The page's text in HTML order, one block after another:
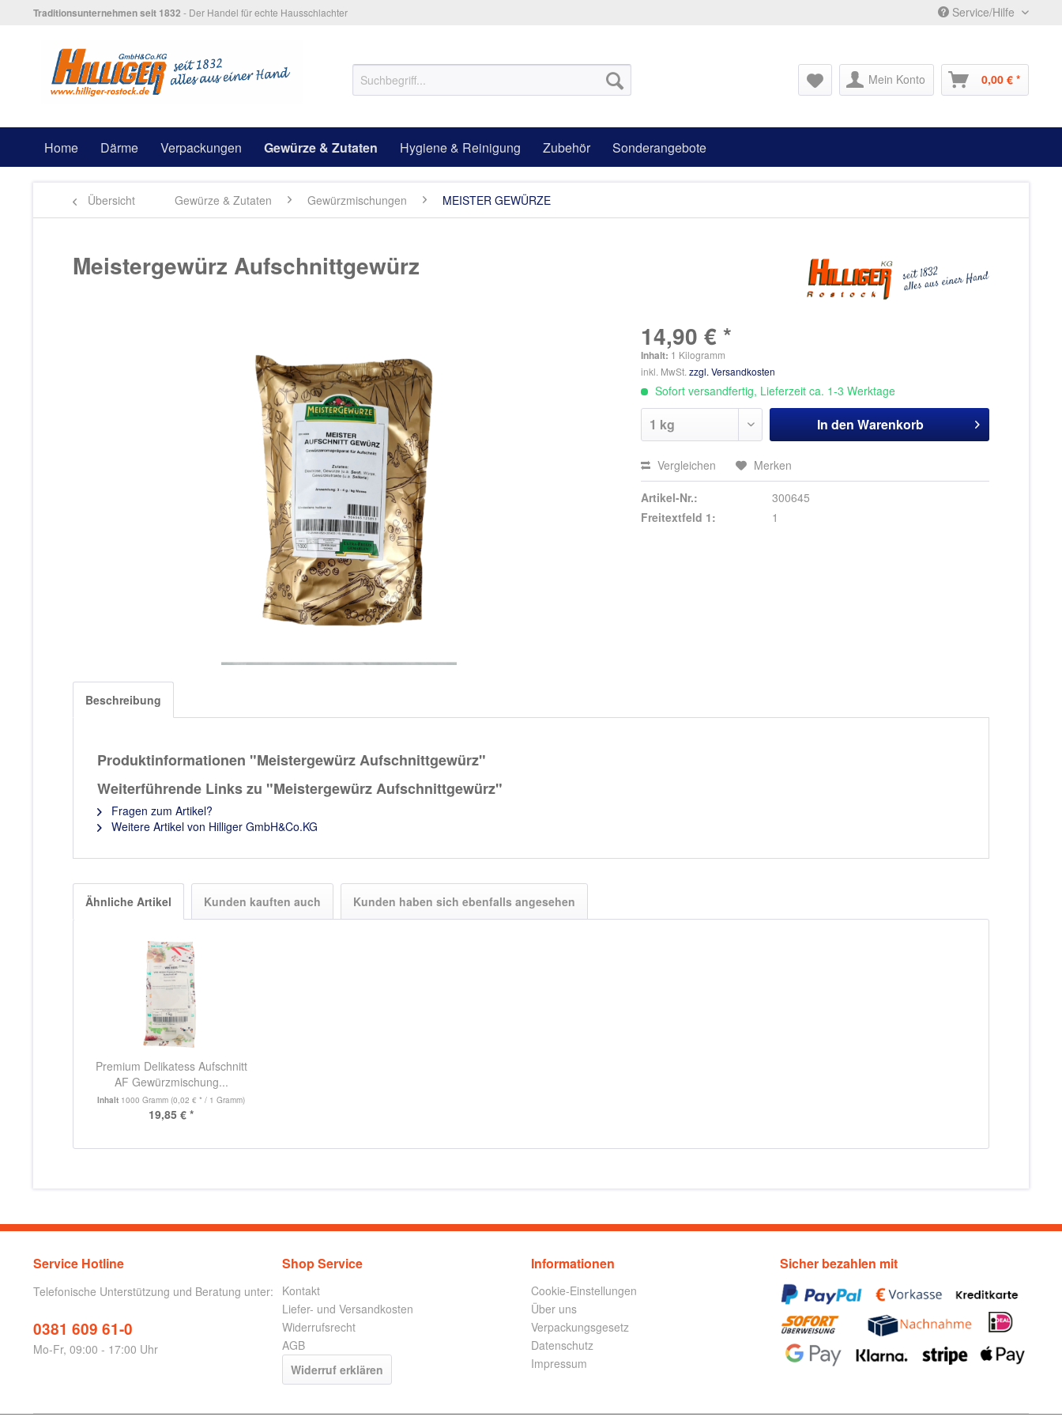
Traditionsunternehmen seit 1832 - Der Handel für echte Hausschlachter Service/Hilfe
Mein Konto 0,00 € *
Home Därme Verpackungen Gewürze & Zutaten Hygiene & Reinigung Zubehör Sonderangebote
Übersicht Gewürze & Zutaten Gewürzmischungen MEISTER GEWÜRZE
Meistergewürz Aufschnittgewürz
14,90 € *
Inhalt: 1 Kilogramm
inkl. MwSt.zzgl. Versandkosten
Sofort versandfertig, Lieferzeit ca. 1-3 Werktage
In den Warenkorb
Vergleichen Merken
Artikel-Nr.:
300645
Freitextfeld 1:
1
Beschreibung
Produktinformationen "Meistergewürz Aufschnittgewürz"
Weiterführende Links zu "Meistergewürz Aufschnittgewürz"
Fragen zum Artikel?
Weitere Artikel von Hilliger GmbH&Co.KG
Ähnliche Artikel Kunden kauften auch Kunden haben sich ebenfalls angesehen
Premium Delikatess Aufschnitt
AF Gewürzmischung...
Inhalt 1000 Gramm (0,02 € * / 1 Gramm)
19,85 € *
Service Hotline
Telefonische Unterstützung und Beratung unter:
0381 609 61-0
Mo-Fr, 09:00 - 17:00 Uhr
Shop Service
Kontakt
Liefer- und Versandkosten
Widerrufsrecht
AGB
Widerruf erklären
Informationen
Cookie-Einstellungen
Über uns
Verpackungsgesetz
Datenschutz
Impressum
Sicher bezahlen mit